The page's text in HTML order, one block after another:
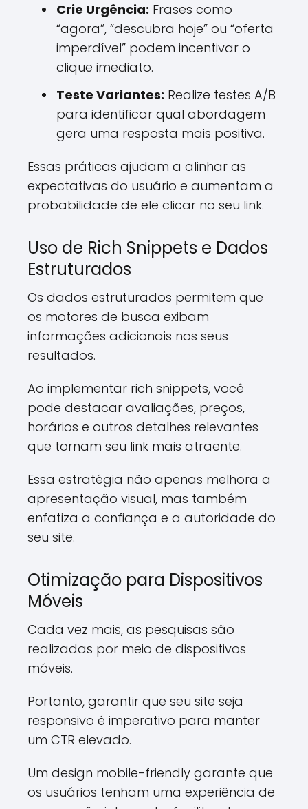
Crie Urgência: Frases como
“agora”, “descubra hoje” ou “oferta
imperdível” podem incentivar o
clique imediato.
Teste Variantes: Realize testes A/B
para identificar qual abordagem
gera uma resposta mais positiva.
Essas práticas ajudam a alinhar as
expectativas do usuário e aumentam a
probabilidade de ele clicar no seu link.
Uso de Rich Snippets e Dados
Estruturados
Os dados estruturados permitem que
os motores de busca exibam
informações adicionais nos seus
resultados.
Ao implementar rich snippets, você
pode destacar avaliações, preços,
horários e outros detalhes relevantes
que tornam seu link mais atraente.
Essa estratégia não apenas melhora a
apresentação visual, mas também
enfatiza a confiança e a autoridade do
seu site.
Otimização para Dispositivos
Móveis
Cada vez mais, as pesquisas são
realizadas por meio de dispositivos
móveis.
Portanto, garantir que seu site seja
responsivo é imperativo para manter
um CTR elevado.
Um design mobile-friendly garante que
os usuários tenham uma experiência de